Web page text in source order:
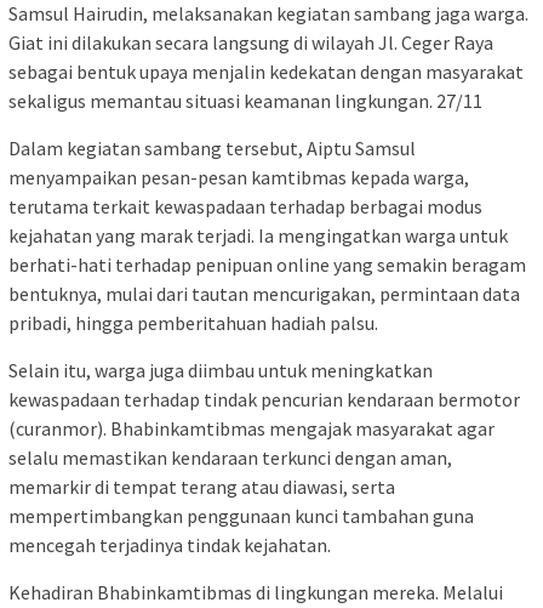
Samsul Hairudin, melaksanakan kegiatan sambang jaga warga.
Giat ini dilakukan secara langsung di wilayah Jl. Ceger Raya
sebagai bentuk upaya menjalin kedekatan dengan masyarakat
sekaligus memantau situasi keamanan lingkungan. 27/11
Dalam kegiatan sambang tersebut, Aiptu Samsul
menyampaikan pesan-pesan kamtibmas kepada warga,
terutama terkait kewaspadaan terhadap berbagai modus
kejahatan yang marak terjadi. Ia mengingatkan warga untuk
berhati-hati terhadap penipuan online yang semakin beragam
bentuknya, mulai dari tautan mencurigakan, permintaan data
pribadi, hingga pemberitahuan hadiah palsu.
Selain itu, warga juga diimbau untuk meningkatkan
kewaspadaan terhadap tindak pencurian kendaraan bermotor
(curanmor). Bhabinkamtibmas mengajak masyarakat agar
selalu memastikan kendaraan terkunci dengan aman,
memarkir di tempat terang atau diawasi, serta
mempertimbangkan penggunaan kunci tambahan guna
mencegah terjadinya tindak kejahatan.
Kehadiran Bhabinkamtibmas di lingkungan mereka. Melalui